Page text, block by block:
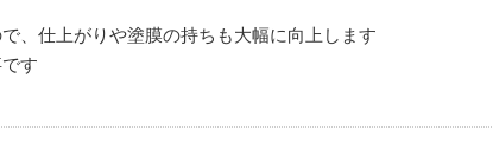
、仕上がりや塗膜の持ちも大幅に向上します
す